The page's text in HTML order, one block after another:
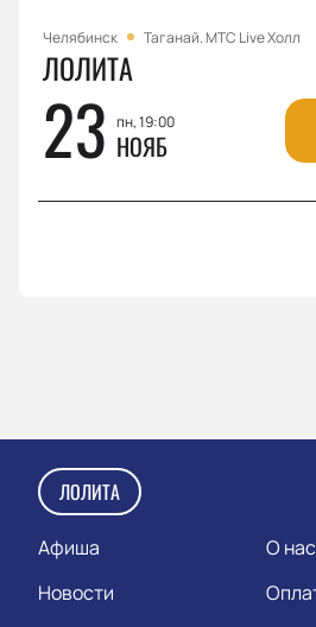
Челябинск Таганай. МТС Live Холл
ЛОЛИТА
23 пн, 19:00
НОЯБ
ЛОЛИТА
Афиша
Новости
О нас